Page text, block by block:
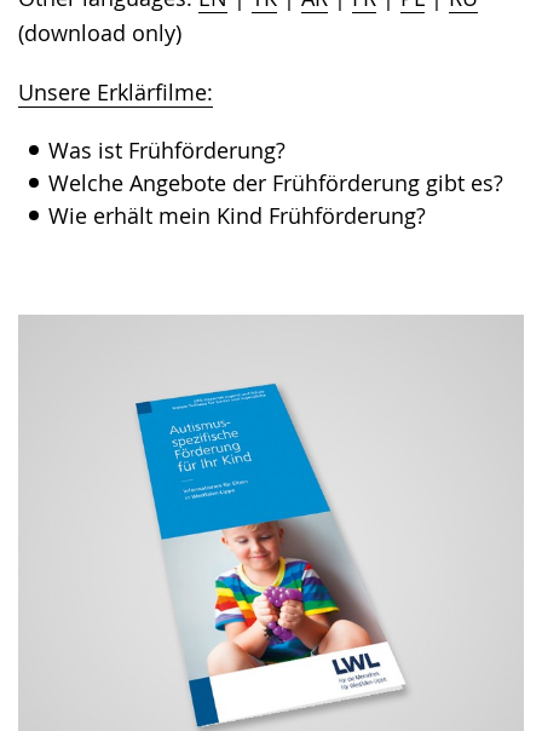
(download only)
Unsere Erklärfilme:
Was ist Frühförderung?
Welche Angebote der Frühförderung gibt es?
Wie erhält mein Kind Frühförderung?